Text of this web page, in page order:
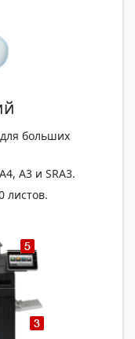
больших
A3 и SRA3.
листов.